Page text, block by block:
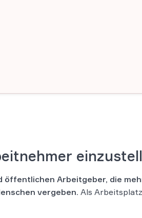
öffentlichen Arbeitgeber, die
vergeben. Als